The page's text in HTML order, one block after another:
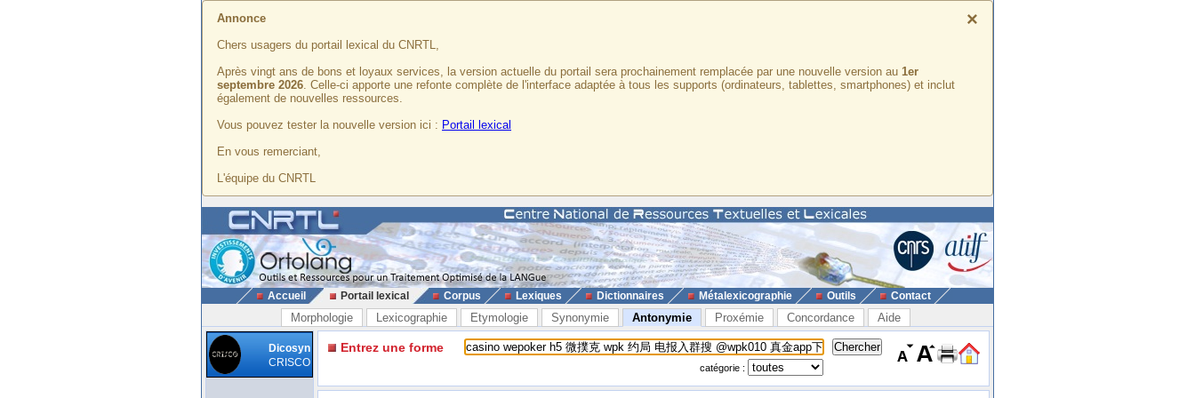
×
Annonce
Chers usagers du portail lexical du CNRTL,
Après vingt ans de bons et loyaux services, la version actuelle du portail sera prochainement remplacée par une nouvelle version au 1er
septembre 2026. Celle-ci apporte une refonte complète de l'interface adaptée à tous les supports (ordinateurs, tablettes, smartphones) et inclut
également de nouvelles ressources.
Vous pouvez tester la nouvelle version ici : Portail lexical
En vous remerciant,
L'équipe du CNRTL
Accueil Portail lexical Corpus Lexiques Dictionnaires Métalexicographie Outils Contact
Morphologie Lexicographie Etymologie Synonymie Antonymie Proxémie Concordance Aide
Dicosyn
CRISCO
Entrez une forme
catégorie :